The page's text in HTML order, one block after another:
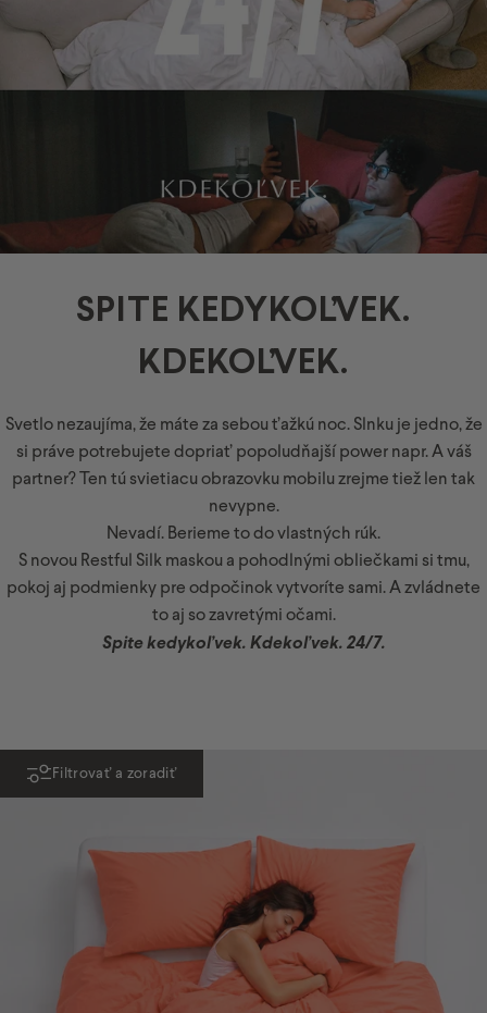
SPITE KEDYKOĽVEK.
KDEKOĽVEK.
Svetlo nezaujíma, že máte za sebou ťažkú noc. Slnku je jedno, že
si práve potrebujete dopriať popoludňajší power napr. A váš
partner? Ten tú svietiacu obrazovku mobilu zrejme tiež len tak
nevypne.
Nevadí. Berieme to do vlastných rúk.
S novou Restful Silk maskou a pohodlnými obliečkami si tmu,
pokoj aj podmienky pre odpočinok vytvoríte sami. A zvládnete
to aj so zavretými očami.
Spite kedykoľvek. Kdekoľvek. 24/7.
Filtrovať a zoradiť
NOVINKA